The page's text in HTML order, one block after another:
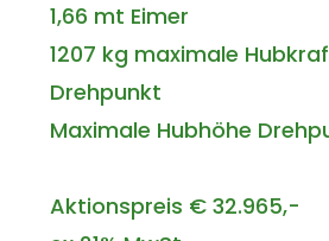
1,66 mt Eimer
1207 kg maximale
Drehpunkt
Maximale Hubhöhe
Aktionspreis € 32.965,-